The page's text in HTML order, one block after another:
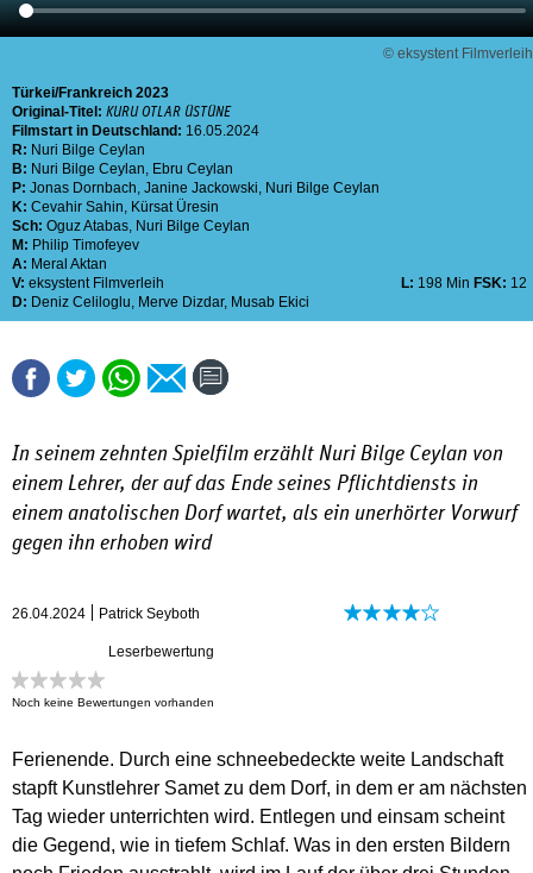
© eksystent Filmverleih
Türkei Frankreich 2023
Original-Titel: KURU OTLAR ÜSTÜNE
Filmstart in Deutschland: 16.05.2024
R: Nuri Bilge Ceylan
B: Nuri Bilge Ceylan, Ebru Ceylan
P: Jonas Dornbach, Janine Jackowski, Nuri Bilge Ceylan
K: Cevahir Sahin, Kürsat Üresin
Sch: Oguz Atabas, Nuri Bilge Ceylan
M: Philip Timofeyev
A: Meral Aktan
V: eksystent Filmverleih L: 198 Min FSK: 12
D: Deniz Celiloglu, Merve Dizdar, Musab Ekici
In seinem zehnten Spielfilm erzählt Nuri Bilge Ceylan von
einem Lehrer, der auf das Ende seines Pflichtdiensts in
einem anatolischen Dorf wartet, als ein unerhörter Vorwurf
gegen ihn erhoben wird
26.04.2024 Patrick Seyboth
Leserbewertung
Noch keine Bewertungen vorhanden
Ferienende. Durch eine schneebedeckte weite Landschaft
stapft Kunstlehrer Samet zu dem Dorf, in dem er am nächsten
Tag wieder unterrichten wird. Entlegen und einsam scheint
die Gegend, wie in tiefem Schlaf. Was in den ersten Bildern